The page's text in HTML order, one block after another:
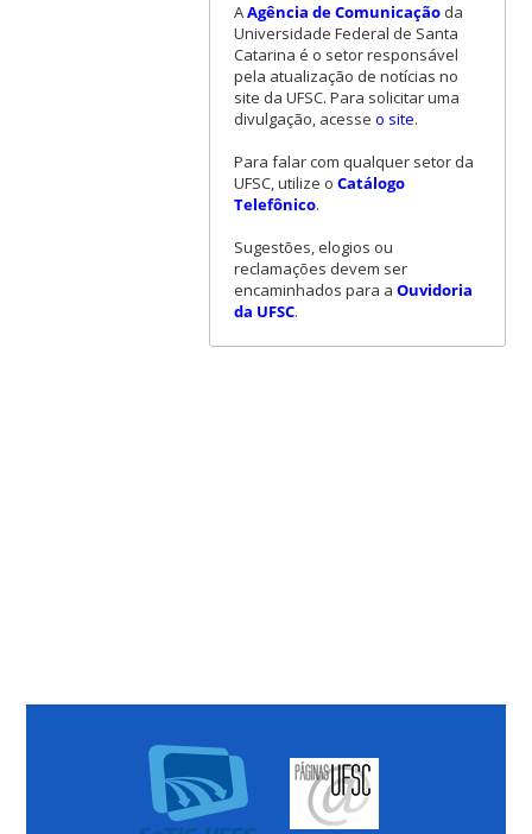
AAgência de Comunicaçãoda
Universidade Federal de Santa
Catarina é o setor responsável
pela atualização de notícias no
site da UFSC. Para solicitar uma
divulgação, acesse o site.
Para falar com qualquer setor da
UFSC, utilize o Catálogo
Telefônico.
Sugestões, elogios ou
reclamações devem ser
encaminhados para a Ouvidoria
da UFSC.